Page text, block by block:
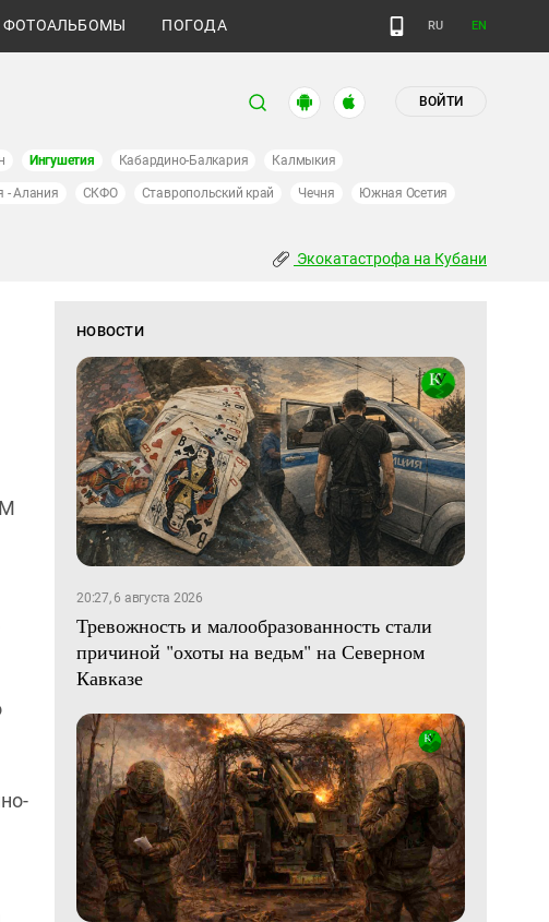
ФОТОАЛЬБОМЫ ПОГОДА RU EN
ВОЙТИ
Ингушетия Кабардино-Балкария Калмыкия
- Алания СКФО Ставропольский край Чечня Южная Осетия
Экокатастрофа на Кубани
НОВОСТИ
20:27, 6 августа 2026
Тревожность и малообразованность стали
причиной "охоты на ведьм" на Северном
Кавказе